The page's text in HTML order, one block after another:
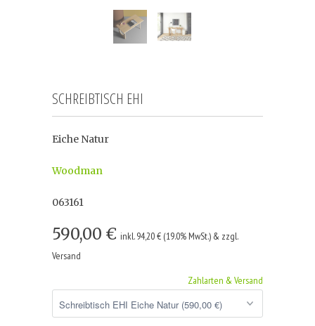
SCHREIBTISCH EHI
Eiche Natur
Woodman
063161
590,00 € inkl. 94,20 € (19.0% MwSt.) & zzgl.
Versand
Zahlarten & Versand